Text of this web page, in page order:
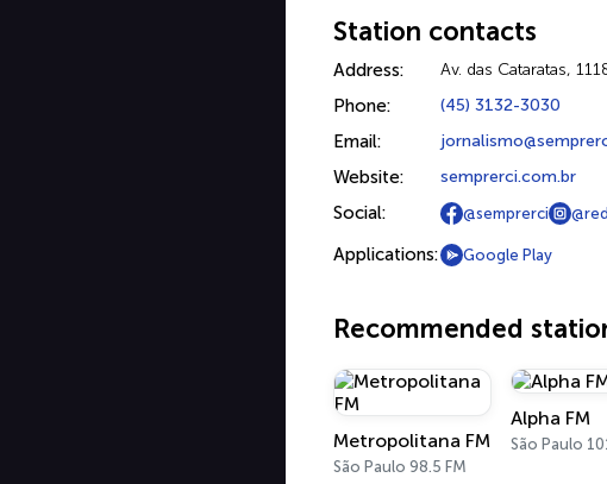
Station contacts
Address: Av. das Cataratas,
Phone: (45) 3132-3030
Email:
Website: semprerci.com.br
Social: @semprerci
Applications: Google Play
Recommended
Metropolitana FM
São Paulo 98.5 FM
Alpha FM
São Paulo